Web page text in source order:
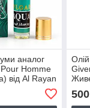
аналог
Homme
від Al Rayan
500